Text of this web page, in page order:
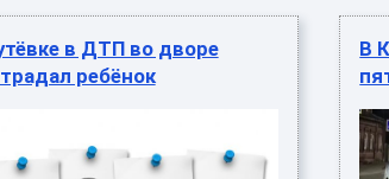
в ДТП во дворе
ребёнок
В